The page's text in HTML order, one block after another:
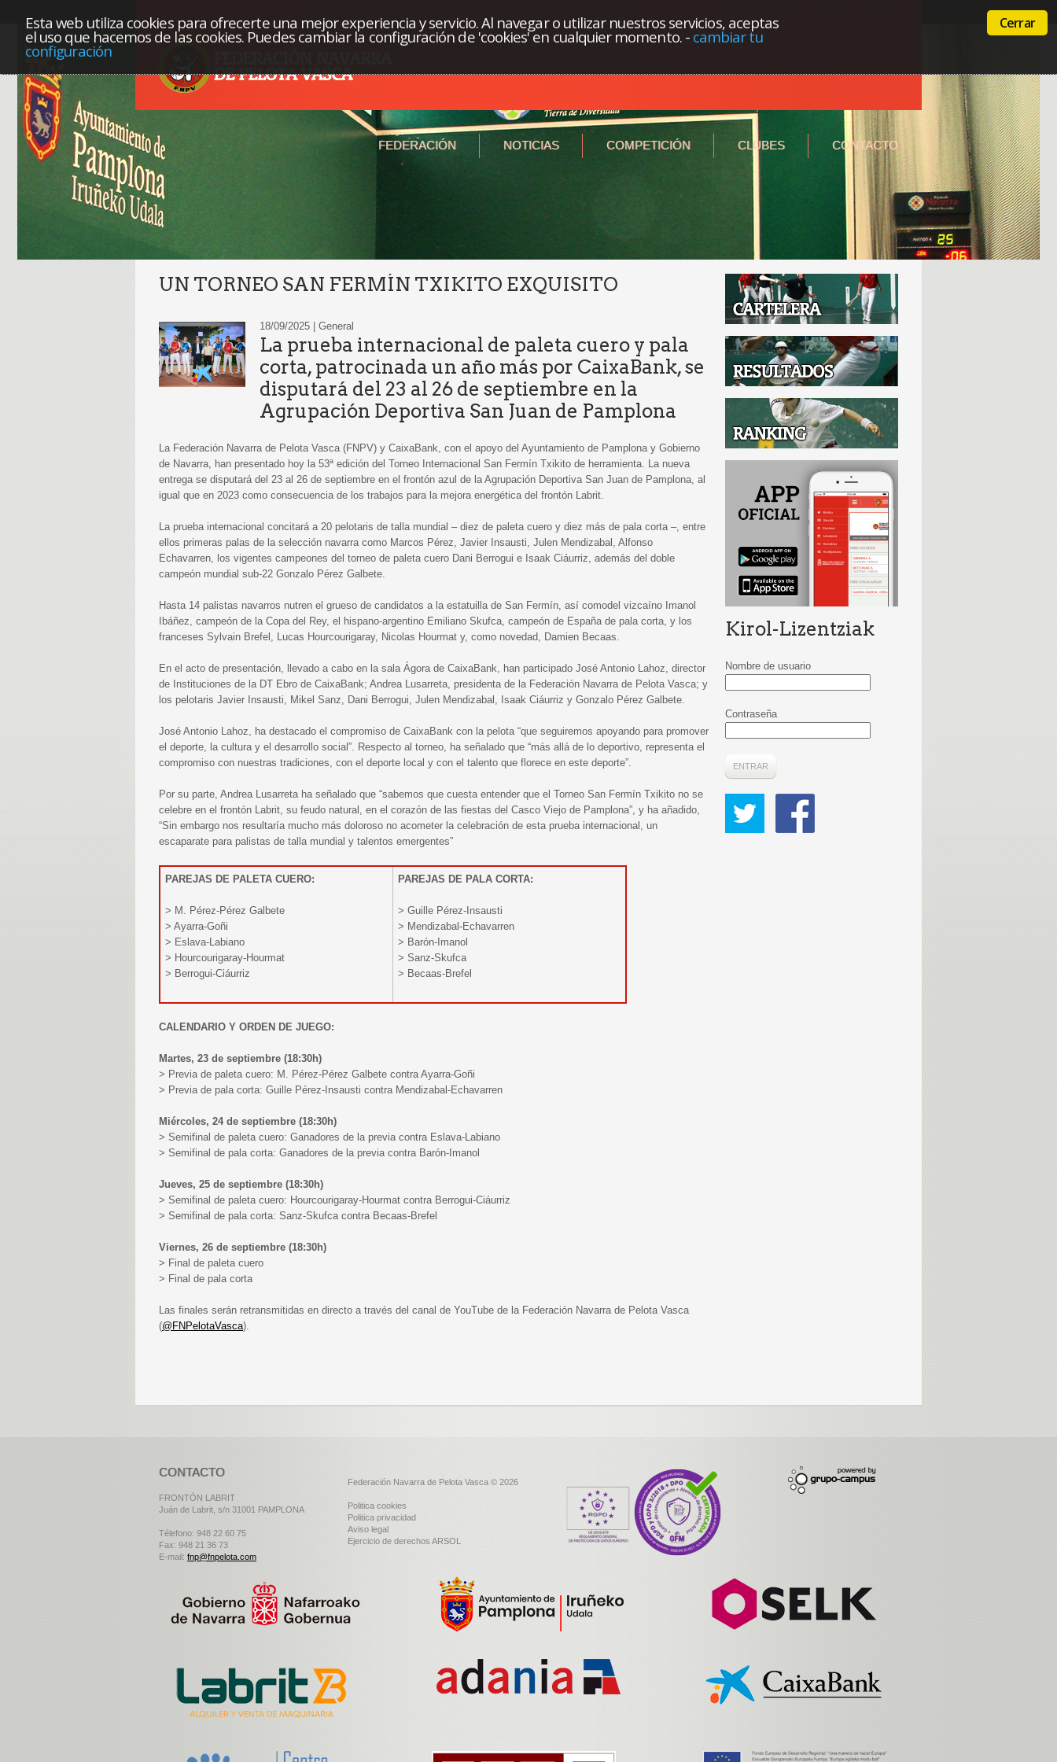
Esta web utiliza cookies para ofrecerte una mejor experiencia y servicio. Al navegar o utilizar nuestros servicios, aceptas
el uso que hacemos de las cookies. Puedes cambiar la configuración de 'cookies' en cualquier momento.- cambiar tu
configuración
Cerrar
FEDERACIÓN NOTICIAS COMPETICIÓN CLUBES CONTACTO
UN TORNEO SAN FERMÍN TXIKITO EXQUISITO
18/09/2025 | General
La prueba internacional de paleta cuero y pala
corta, patrocinada un año más por CaixaBank, se
disputará del 23 al 26 de septiembre en la
Agrupación Deportiva San Juan de Pamplona
La Federación Navarra de Pelota Vasca (FNPV) y CaixaBank, con el apoyo del Ayuntamiento de Pamplona y Gobierno
de Navarra, han presentado hoy la 53ª edición del Torneo Internacional San Fermín Txikito de herramienta. La nueva
entrega se disputará del 23 al 26 de septiembre en el frontón azul de la Agrupación Deportiva San Juan de Pamplona, al
igual que en 2023 como consecuencia de los trabajos para la mejora energética del frontón Labrit.
La prueba internacional concitará a 20 pelotaris de talla mundial – diez de paleta cuero y diez más de pala corta –, entre
ellos primeras palas de la selección navarra como Marcos Pérez, Javier Insausti, Julen Mendizabal, Alfonso
Echavarren, los vigentes campeones del torneo de paleta cuero Dani Berrogui e Isaak Ciáurriz, además del doble
campeón mundial sub-22 Gonzalo Pérez Galbete.
Hasta 14 palistas navarros nutren el grueso de candidatos a la estatuilla de San Fermín, así comodel vizcaíno Imanol
Ibáñez, campeón de la Copa del Rey, el hispano-argentino Emiliano Skufca, campeón de España de pala corta, y los
franceses Sylvain Brefel, Lucas Hourcourigaray, Nicolas Hourmat y, como novedad, Damien Becaas.
En el acto de presentación, llevado a cabo en la sala Ágora de CaixaBank, han participado José Antonio Lahoz, director
de Instituciones de la DT Ebro de CaixaBank; Andrea Lusarreta, presidenta de la Federación Navarra de Pelota Vasca; y
los pelotaris Javier Insausti, Mikel Sanz, Dani Berrogui, Julen Mendizabal, Isaak Ciáurriz y Gonzalo Pérez Galbete.
José Antonio Lahoz, ha destacado el compromiso de CaixaBank con la pelota “que seguiremos apoyando para promover
el deporte, la cultura y el desarrollo social”. Respecto al torneo, ha señalado que “más allá de lo deportivo, representa el
compromiso con nuestras tradiciones, con el deporte local y con el talento que florece en este deporte”.
Por su parte, Andrea Lusarreta ha señalado que “sabemos que cuesta entender que el Torneo San Fermín Txikito no se
celebre en el frontón Labrit, su feudo natural, en el corazón de las fiestas del Casco Viejo de Pamplona”, y ha añadido,
“Sin embargo nos resultaría mucho más doloroso no acometer la celebración de esta prueba internacional, un
escaparate para palistas de talla mundial y talentos emergentes”
PAREJAS DE PALETA CUERO:
> M. Pérez-Pérez Galbete
> Ayarra-Goñi
> Eslava-Labiano
> Hourcourigaray-Hourmat
> Berrogui-Ciáurriz
PAREJAS DE PALA CORTA:
> Guille Pérez-Insausti
> Mendizabal-Echavarren
> Barón-Imanol
> Sanz-Skufca
> Becaas-Brefel
CALENDARIO Y ORDEN DE JUEGO:
Martes, 23 de septiembre (18:30h)
> Previa de paleta cuero: M. Pérez-Pérez Galbete contra Ayarra-Goñi
> Previa de pala corta: Guille Pérez-Insausti contra Mendizabal-Echavarren
Miércoles, 24 de septiembre (18:30h)
> Semifinal de paleta cuero: Ganadores de la previa contra Eslava-Labiano
> Semifinal de pala corta: Ganadores de la previa contra Barón-Imanol
Jueves, 25 de septiembre (18:30h)
> Semifinal de paleta cuero: Hourcourigaray-Hourmat contra Berrogui-Ciáurriz
> Semifinal de pala corta: Sanz-Skufca contra Becaas-Brefel
Viernes, 26 de septiembre (18:30h)
> Final de paleta cuero
> Final de pala corta
Las finales serán retransmitidas en directo a través del canal de YouTube de la Federación Navarra de Pelota Vasca
(@FNPelotaVasca).
Kirol-Lizentziak
Nombre de usuario
Contraseña
ENTRAR
CONTACTO
FRONTÓN LABRIT
Juán de Labrit, s/n 31001 PAMPLONA
Télefono: 948 22 60 75
Fax: 948 21 36 73
E-mail: fnp@fnpelota.com
Federación Navarra de Pelota Vasca © 2026
Politica cookies
Politica privacidad
Aviso legal
Ejercicio de derechos ARSOL